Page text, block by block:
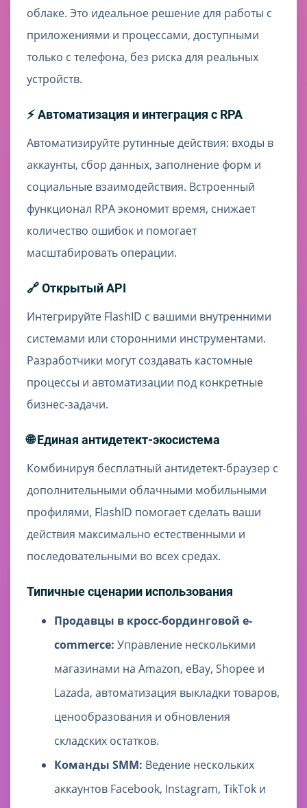
облаке. Это идеальное решение для работы с
приложениями и процессами, доступными
только с телефона, без риска для реальных
устройств.
⚡ Автоматизация и интеграция с RPA
Автоматизируйте рутинные действия: входы в
аккаунты, сбор данных, заполнение форм и
социальные взаимодействия. Встроенный
функционал RPA экономит время, снижает
количество ошибок и помогает
масштабировать операции.
🔗 Открытый API
Интегрируйте FlashID с вашими внутренними
системами или сторонними инструментами.
Разработчики могут создавать кастомные
процессы и автоматизации под конкретные
бизнес-задачи.
🌐 Единая антидетект-экосистема
Комбинируя бесплатный антидетект-браузер с
дополнительными облачными мобильными
профилями, FlashID помогает сделать ваши
действия максимально естественными и
последовательными во всех средах.
Типичные сценарии использования
Продавцы в кросс-бординговой e-
commerce: Управление несколькими
магазинами на Amazon, eBay, Shopee и
Lazada, автоматизация выкладки товаров,
ценообразования и обновления
складских остатков.
Команды SMM: Ведение нескольких
аккаунтов Facebook, Instagram, TikTok и